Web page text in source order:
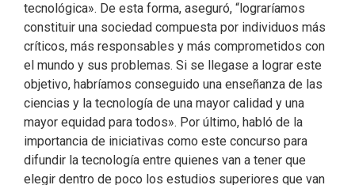
tecnológica». De esta forma, aseguró, “lograríamos
constituir una sociedad compuesta por individuos más
críticos, más responsables y más comprometidos con
el mundo y sus problemas. Si se llegase a lograr este
objetivo, habríamos conseguido una enseñanza de las
ciencias y la tecnología de una mayor calidad y una
mayor equidad para todos». Por último, habló de la
importancia de iniciativas como este concurso para
difundir la tecnología entre quienes van a tener que
elegir dentro de poco los estudios superiores que van